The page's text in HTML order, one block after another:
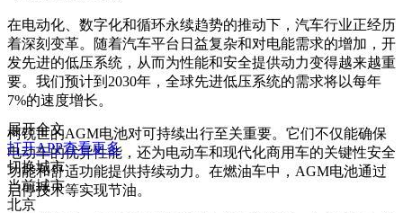
在电动化、数字化和循环永续趋势的推动下，汽车行业正经历
着深刻变革。随着汽车平台日益复杂和对电能需求的增加，开
发先进的低压系统，从而为性能和安全提供动力变得越来越重
要。我们预计到2030年，全球先进低压系统的需求将以每年
7%的速度增长。
柯锐世的AGM电池对可持续出行至关重要。它们不仅能确保
电动车的优异性能，还为电动车和现代化商用车的关键性安全
功能和舒适功能提供持续动力。在燃油车中，AGM电池通过
启停技术等实现节油。
展开全文
打开APP查看更多
切换城市
当前城市
北京